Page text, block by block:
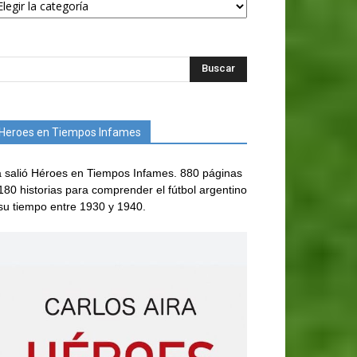
Heroes en Tiempos Infames
salió Héroes en Tiempos Infames. 880 páginas
historias para comprender el fútbol argentino
tiempo entre 1930 y 1940.